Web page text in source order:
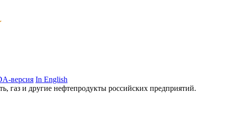
версия In English
газ и другие нефтепродукты российских предприятий.